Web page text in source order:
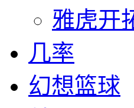
雅虎开
几率
幻想篮球